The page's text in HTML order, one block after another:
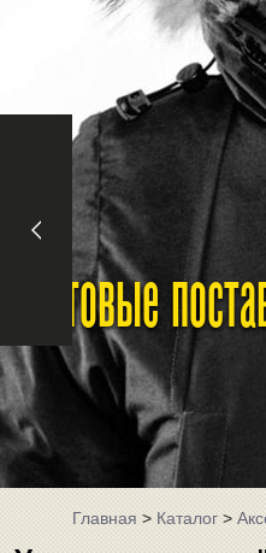
Оптовые
Главная>Каталог>